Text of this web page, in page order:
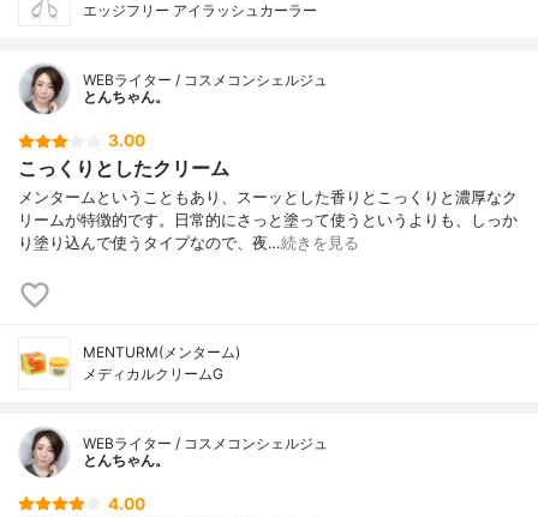
エッジフリー アイラッシュカーラー
WEBライター / コスメコンシェルジュ
とんちゃん。
3.00
こっくりとしたクリーム
メンタームということもあり、スーッとした香りとこっくりと濃厚なク
リームが特徴的です。日常的にさっと塗って使うというよりも、しっか
り塗り込んで使うタイプなので、夜…続きを見る
MENTURM(メンターム)
メディカルクリームG
WEBライター / コスメコンシェルジュ
とんちゃん。
4.00